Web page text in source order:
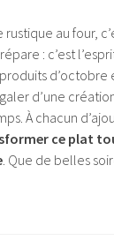
au four,
: c’est
d’octobre
d’une
À chacun
ce plat
. Que de belles